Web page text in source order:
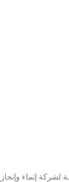
إنماء وإنجاز